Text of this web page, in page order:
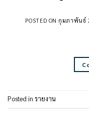
POSTED ONกุมภาพันธ์
Posted in รายงาน